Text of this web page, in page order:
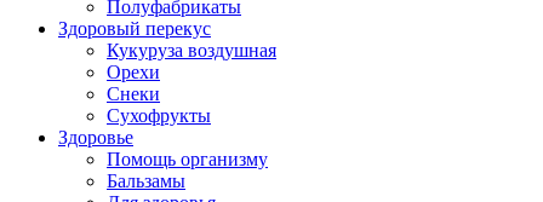
Полуфабрикаты
Здоровый перекус
Кукуруза воздушная
Орехи
Снеки
Сухофрукты
Здоровье
Помощь организму
Бальзамы